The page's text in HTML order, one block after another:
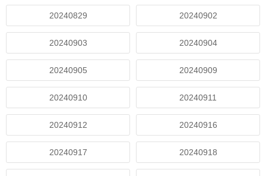
20240829 20240902
20240903 20240904
20240905 20240909
20240910 20240911
20240912 20240916
20240917 20240918